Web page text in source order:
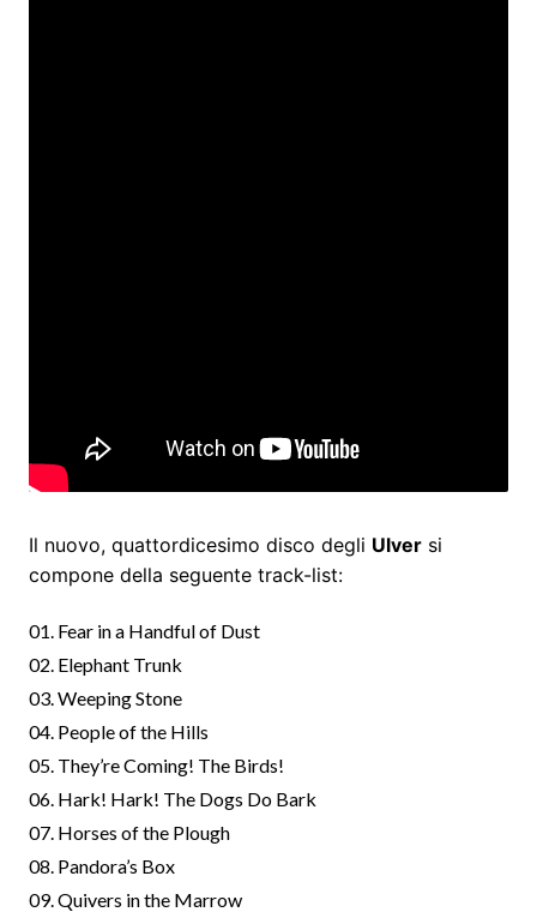
Il nuovo, quattordicesimo disco degli Ulversi
compone della seguente track-list:
01. Fear in a Handful of Dust
02. Elephant Trunk
03. Weeping Stone
04. People of the Hills
05. They’re Coming! The Birds!
06. Hark! Hark! The Dogs Do Bark
07. Horses of the Plough
08. Pandora’s Box
09. Quivers in the Marrow